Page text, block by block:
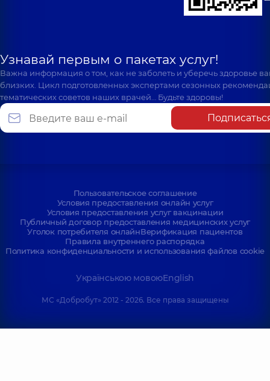
Узнавай первым о пакетах услуг!
Важна информация о том, как не заболеть и уберечь здоровье
близких. Цикл подготовленных экспертами сезонных
тематических советов наших врачей… Будьте здоровы!
Пользовательское соглашение
Условия предоставления онлайн услуг
Условия предоставления услуг вакцинации
Публичный договор предоставления медицинских услуг
Уголок потребителя онлайнВерификация пациентов
Правила внутреннего распорядка
Политика конфиденциальности и использования файлов cookie
Українською мовоюEnglish
МС «Добробут» 2012 - 2026. Все права защищены